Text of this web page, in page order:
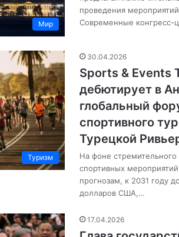
Мир
проведения
Современные конгресс-
Туризм
30.04.2026
Sports & Events
дебютирует в
глобальный
спортивного
Турецкой
На фоне
спортивных
прогнозам, к 2031 году
долларов США,…
17.04.2026